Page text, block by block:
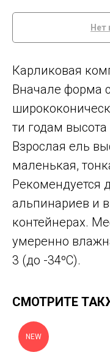
Нет
Карликовая
Вначале форма
ти годам
Взрослая ель
маленькая,
Рекомендуется
альпинариев и
контейнерах.
умеренно
3 (до -34ºС).
СМОТРИТЕ
NEW